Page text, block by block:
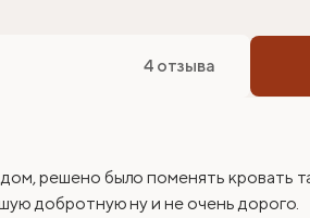
4 отзыва
решено было поменять кровать
добротную ну и не очень дорого.